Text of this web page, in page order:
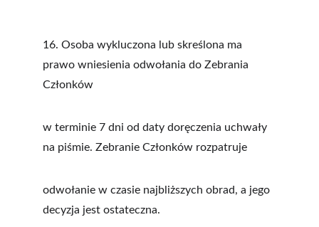
16. Osoba wykluczona lub skreślona ma
prawo wniesienia odwołania do Zebrania
Członków
w terminie 7 dni od daty doręczenia uchwały
na piśmie. Zebranie Członków rozpatruje
odwołanie w czasie najbliższych obrad, a jego
decyzja jest ostateczna.